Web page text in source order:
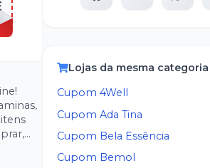
Lojas da mesma categoria
Cupom4Well
CupomAda Tina
Cupom Bela Essência
Cupom Bemol